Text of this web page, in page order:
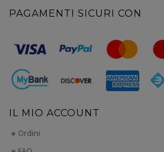
PAGAMENTI SICURI CON
IL MIO ACCOUNT
Ordini